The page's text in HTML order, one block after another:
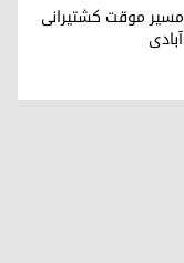
موقت کشتیرانی